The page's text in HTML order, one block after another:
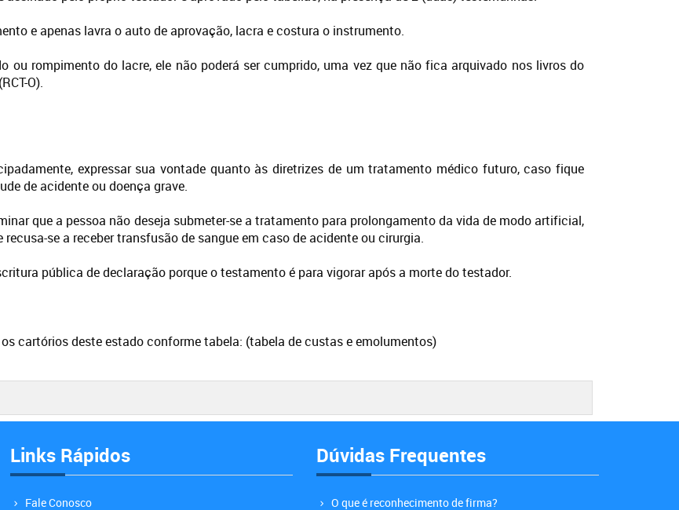
e apenas lavra o auto de aprovação, lacra e costura o instrumento.
ou rompimento do lacre, ele não poderá ser cumprido, uma vez que não fica arquivado nos livros do
O).
expressar sua vontade quanto às diretrizes de um tratamento médico futuro, caso fique
de acidente ou doença grave.
que a pessoa não deseja submeter-se a tratamento para prolongamento da vida de modo artificial,
se a receber transfusão de sangue em caso de acidente ou cirurgia.
pública de declaração porque o testamento é para vigorar após a morte do testador.
cartórios deste estado conforme tabela: (tabela de custas e emolumentos)
Links Rápidos
Fale Conosco
Dúvidas Frequentes
O que é reconhecimento de firma?